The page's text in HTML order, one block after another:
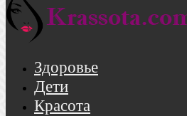
Здоровье
Дети
Красота